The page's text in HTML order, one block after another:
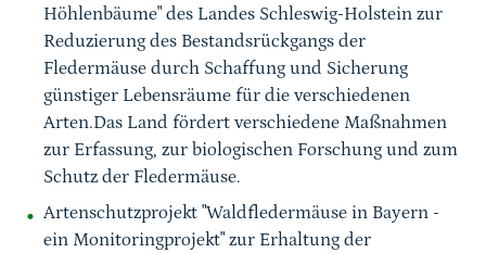
Höhlenbäume" des Landes Schleswig-Holstein zur
Reduzierung des Bestandsrückgangs der
Fledermäuse durch Schaffung und Sicherung
günstiger Lebensräume für die verschiedenen
Arten.Das Land fördert verschiedene Maßnahmen
zur Erfassung, zur biologischen Forschung und zum
Schutz der Fledermäuse.
Artenschutzprojekt "Waldfledermäuse in Bayern -
ein Monitoringprojekt" zur Erhaltung der